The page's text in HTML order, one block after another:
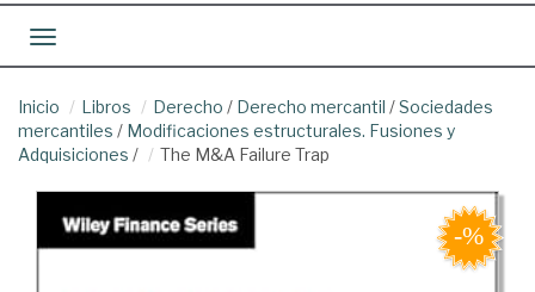
Toggle navigation
Inicio Libros Derecho / Derecho mercantil /Sociedades
mercantiles / Modificaciones estructurales. Fusiones y
Adquisiciones / The M&A Failure Trap